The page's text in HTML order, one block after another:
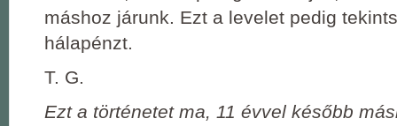
máshoz járunk. Ezt a levelet pedig
hálapénzt.
T. G.
Ezt a történetet ma, 11 évvel később